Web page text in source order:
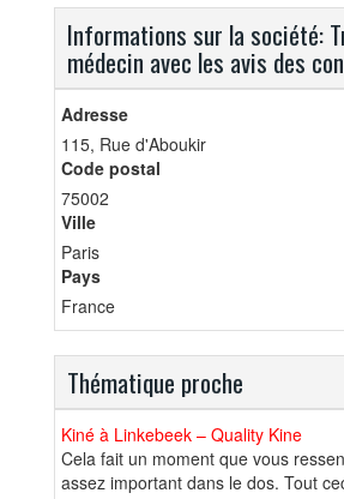
Informations sur la société:
médecin avec les avis des
Adresse
115, Rue d'Aboukir
Code postal
75002
Ville
Paris
Pays
France
Thématique proche
Kiné à Linkebeek – Quality Kine
Cela fait un moment que vous
assez important dans le dos. Tout